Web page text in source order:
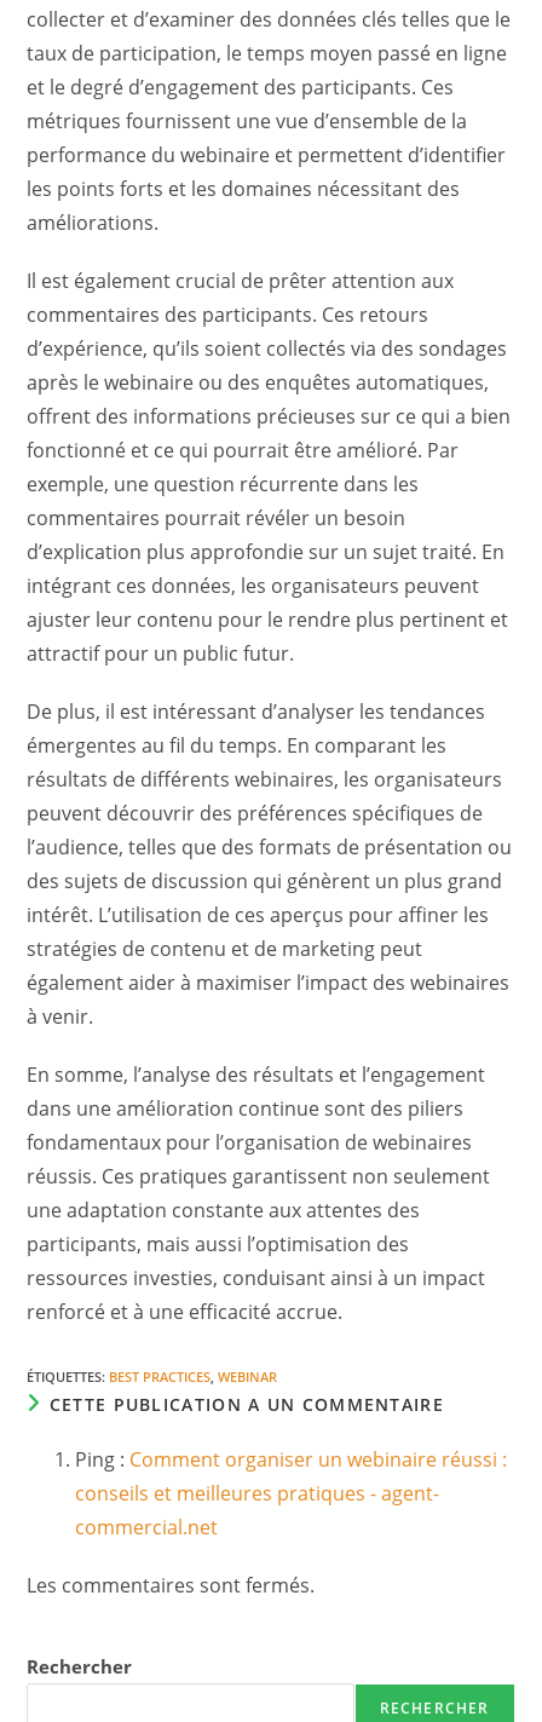
collecter et d’examiner des données clés telles que le
taux de participation, le temps moyen passé en ligne
et le degré d’engagement des participants. Ces
métriques fournissent une vue d’ensemble de la
performance du webinaire et permettent d’identifier
les points forts et les domaines nécessitant des
améliorations.
Il est également crucial de prêter attention aux
commentaires des participants. Ces retours
d’expérience, qu’ils soient collectés via des sondages
après le webinaire ou des enquêtes automatiques,
offrent des informations précieuses sur ce qui a bien
fonctionné et ce qui pourrait être amélioré. Par
exemple, une question récurrente dans les
commentaires pourrait révéler un besoin
d’explication plus approfondie sur un sujet traité. En
intégrant ces données, les organisateurs peuvent
ajuster leur contenu pour le rendre plus pertinent et
attractif pour un public futur.
De plus, il est intéressant d’analyser les tendances
émergentes au fil du temps. En comparant les
résultats de différents webinaires, les organisateurs
peuvent découvrir des préférences spécifiques de
l’audience, telles que des formats de présentation ou
des sujets de discussion qui génèrent un plus grand
intérêt. L’utilisation de ces aperçus pour affiner les
stratégies de contenu et de marketing peut
également aider à maximiser l’impact des webinaires
à venir.
En somme, l’analyse des résultats et l’engagement
dans une amélioration continue sont des piliers
fondamentaux pour l’organisation de webinaires
réussis. Ces pratiques garantissent non seulement
une adaptation constante aux attentes des
participants, mais aussi l’optimisation des
ressources investies, conduisant ainsi à un impact
renforcé et à une efficacité accrue.
ÉTIQUETTES: BEST PRACTICES, WEBINAR
CETTE PUBLICATION A UN COMMENTAIRE
Ping : Comment organiser un webinaire réussi :
conseils et meilleures pratiques - agent-
commercial.net
Les commentaires sont fermés.
Rechercher
RECHERCHER